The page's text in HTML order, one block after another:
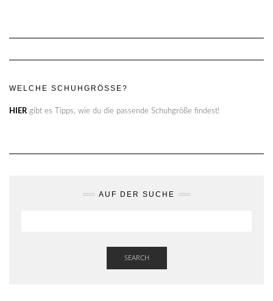
WELCHE SCHUHGRÖSSE?
HIERgibt es Tipps, wie du die passende Schuhgröße findest!
AUF DER SUCHE
SEARCH